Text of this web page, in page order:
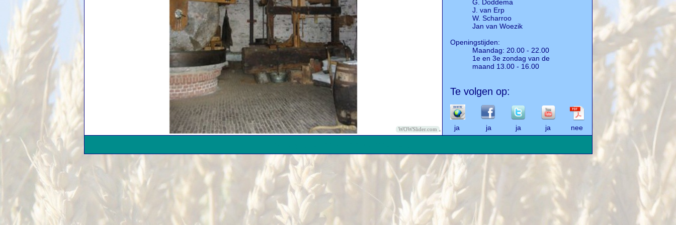
WOWSlider.com
G. Doddema
J. van Erp
W. Scharroo
Jan van Woezik
Openingstijden:
Maandag: 20.00 - 22.00
1e en 3e zondag van de
maand 13.00 - 16.00
Te volgen op:
ja ja ja ja nee